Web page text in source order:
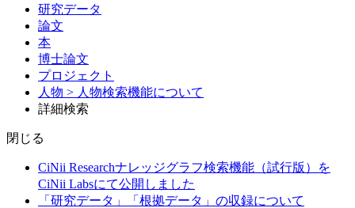
研究データ
論文
本
博士論文
プロジェクト
人物 > 人物検索機能について
詳細検索
閉じる
CiNii Researchナレッジグラフ検索機能（試行版）を
CiNii Labsにて公開しました
「研究データ」「根拠データ」の収録について